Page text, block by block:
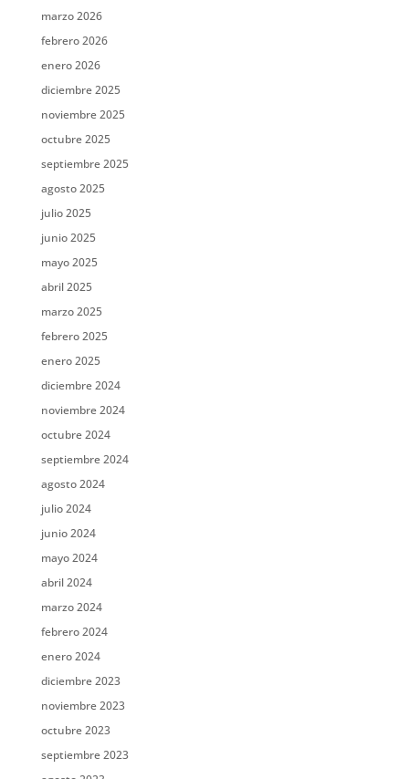
marzo 2026
febrero 2026
enero 2026
diciembre 2025
noviembre 2025
octubre 2025
septiembre 2025
agosto 2025
julio 2025
junio 2025
mayo 2025
abril 2025
marzo 2025
febrero 2025
enero 2025
diciembre 2024
noviembre 2024
octubre 2024
septiembre 2024
agosto 2024
julio 2024
junio 2024
mayo 2024
abril 2024
marzo 2024
febrero 2024
enero 2024
diciembre 2023
noviembre 2023
octubre 2023
septiembre 2023